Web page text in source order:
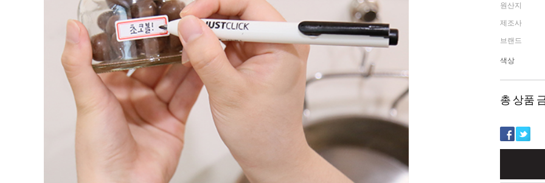
원산지
제조사
브랜드
색상
총 상품